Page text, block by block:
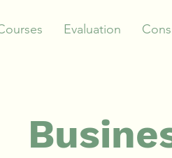
Evaluation